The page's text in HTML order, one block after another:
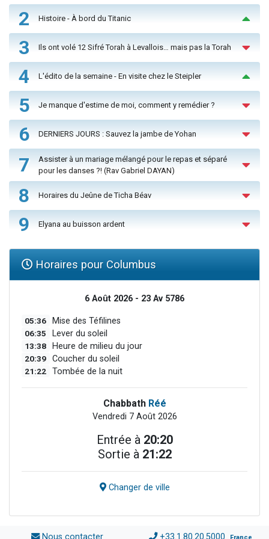
2 Histoire - À bord du Titanic
3 Ils ont volé 12 Sifré Torah à Levallois… mais pas la Torah
4 L'édito de la semaine - En visite chez le Steipler
5 Je manque d'estime de moi, comment y remédier ?
6 DERNIERS JOURS : Sauvez la jambe de Yohan
7
Assister à un mariage mélangé pour le repas et séparé
pour les danses ?! (Rav Gabriel DAYAN)
8 Horaires du Jeûne de Ticha Béav
9 Elyana au buisson ardent
Horaires pour Columbus
6 Août 2026 - 23 Av 5786
05:36 Mise des Téfilines
06:35 Lever du soleil
13:38 Heure de milieu du jour
20:39 Coucher du soleil
21:22 Tombée de la nuit
Chabbath Réé
Vendredi 7 Août 2026
Entrée à 20:20
Sortie à 21:22
Changer de ville
Nous contacter +33.1.80.20.5000 France